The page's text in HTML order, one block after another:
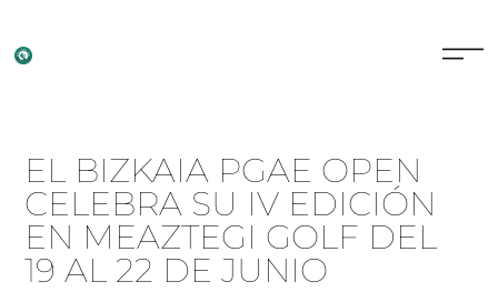
EL BIZKAIA PGAE OPEN
CELEBRA SU IV EDICIÓN
EN MEAZTEGI GOLF DEL
19 AL 22 DE JUNIO